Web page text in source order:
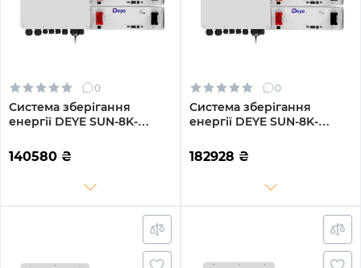
0
Система зберігання
енергії DEYE SUN-8K-
8000W 10.24kh 2BAT
LiFePO4 6000 циклів
140580 ₴
0
Система зберігання
енергії DEYE SUN-8K-
8000W 15.36kh 3BAT
LiFePO4 6000 циклів
182928 ₴